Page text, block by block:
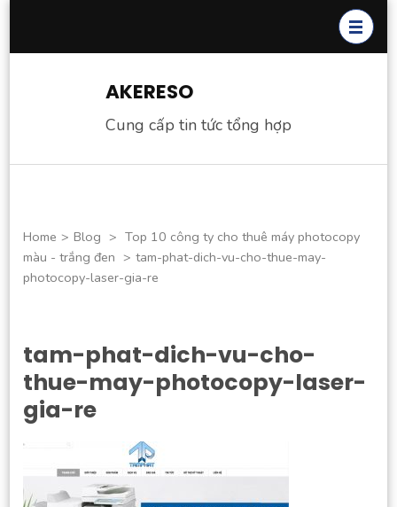
AKERESO
Cung cấp tin tức tổng hợp
Home > Blog > Top 10 công ty cho thuê máy photocopy
màu - trắng đen > tam-phat-dich-vu-cho-thue-may-
photocopy-laser-gia-re
tam-phat-dich-vu-cho-
thue-may-photocopy-laser-
gia-re